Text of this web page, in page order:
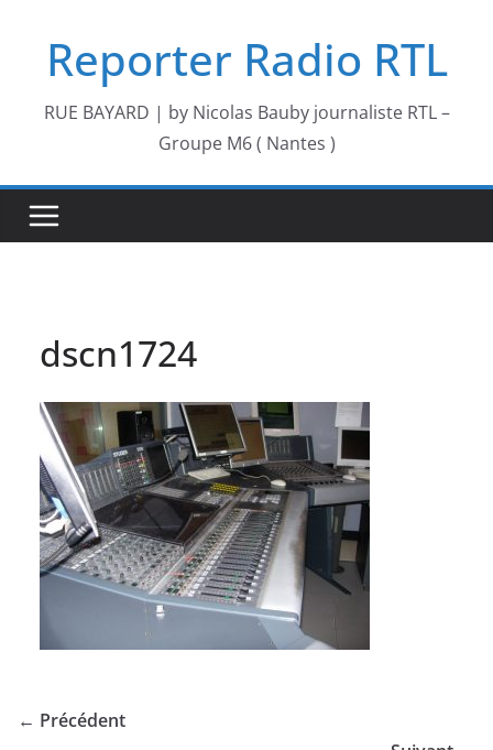
contenuReporter Radio RTL
RUE BAYARD | by Nicolas Bauby journaliste RTL –
Groupe M6 ( Nantes )
dscn1724
← Précédent